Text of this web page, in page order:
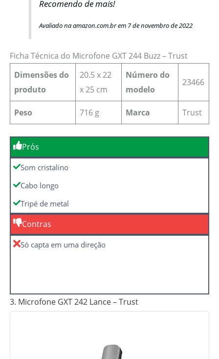
Recomendo de mais!
Avaliado na amazon.com.br em 7 de novembro de 2022
Ficha Técnica do Microfone GXT 244 Buzz – Trust
Dimensões do
produto
20.5 x 22
x 25 cm
Número do
modelo
23466
Peso 716 g Marca Trust
Prós
Som cristalino
Cabo longo
Tripé de metal
Contras
Só capta em uma direção
3. Microfone GXT 242 Lance – Trust